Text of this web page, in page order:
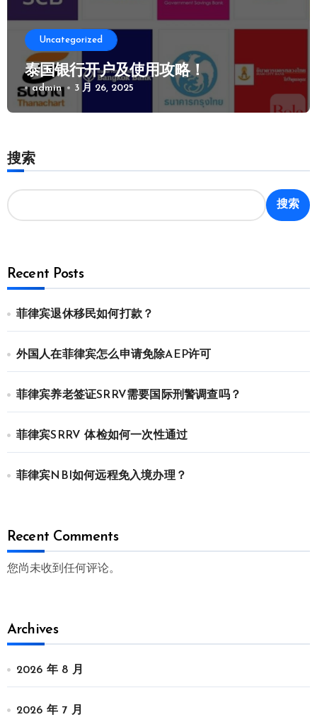
Uncategorized
泰国银行开户及使用攻略！
admin 3 月 26, 2025
搜索
搜索
Recent Posts
菲律宾退休移民如何打款？
外国人在菲律宾怎么申请免除AEP许可
菲律宾养老签证SRRV需要国际刑警调查吗？
菲律宾SRRV 体检如何一次性通过
菲律宾NBI如何远程免入境办理？
Recent Comments
您尚未收到任何评论。
Archives
2026 年 8 月
2026 年 7 月